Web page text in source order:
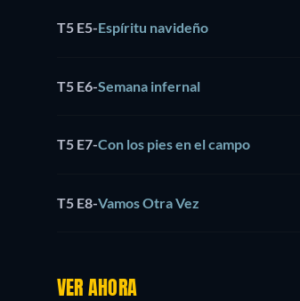
T5 E5-Espíritu navideño
T5 E6-Semana infernal
T5 E7-Con los pies en el campo
T5 E8-Vamos Otra Vez
VER AHORA